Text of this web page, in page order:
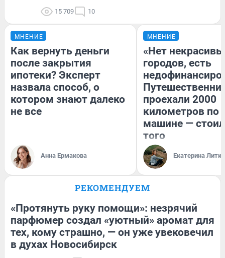
15 709 10
МНЕНИЕ
Как вернуть деньги
после закрытия
ипотеки? Эксперт
назвала способ, о
котором знают далеко
не все
Анна Ермакова
МНЕНИЕ
«Нет
городов, есть
проехали 2000
километров по
машине —
того
Екатерина
РЕКОМЕНДУЕМ
«Протянуть руку помощи»: незрячий
парфюмер создал «уютный» аромат для
тех, кому страшно, — он уже увековечил
в духах Новосибирск